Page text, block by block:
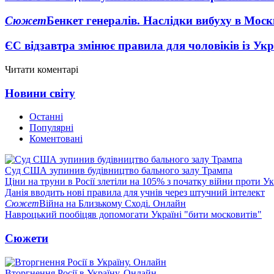
СюжетБенкет генералів. Наслідки вибуху в
ЄС відзавтра змінює правила для чоловіків із
Читати коментарі
Новини світу
Останні
Популярні
Коментовані
Суд США зупинив будівництво бального залу Трампа
Ціни на труни в Росії злетіли на 105% з початку війни проти
Данія вводить нові правила для учнів через штучний інтелект
СюжетВійна на Близькому Сході. Онлайн
Навроцький пообіцяв допомогати Україні "бити московитів"
Сюжети